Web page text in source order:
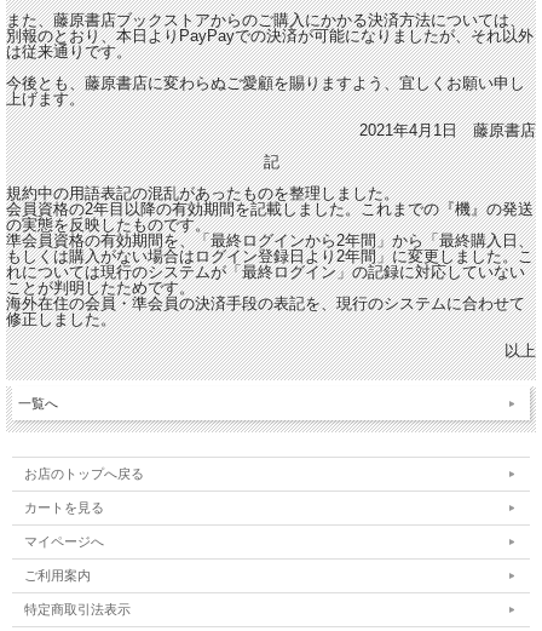
また、藤原書店ブックストアからのご購入にかかる決済方法については、
別報のとおり、本日よりPayPayでの決済が可能になりましたが、それ以外
は従来通りです。
今後とも、藤原書店に変わらぬご愛顧を賜りますよう、宜しくお願い申し
上げます。
2021年4月1日 藤原書店
記
規約中の用語表記の混乱があったものを整理しました。
会員資格の2年目以降の有効期間を記載しました。これまでの『機』の発送
の実態を反映したものです。
準会員資格の有効期間を、「最終ログインから2年間」から「最終購入日、
もしくは購入がない場合はログイン登録日より2年間」に変更しました。こ
れについては現行のシステムが「最終ログイン」の記録に対応していない
ことが判明したためです。
海外在住の会員・準会員の決済手段の表記を、現行のシステムに合わせて
修正しました。
以上
一覧へ
お店のトップへ戻る
カートを見る
マイページへ
ご利用案内
特定商取引法表示